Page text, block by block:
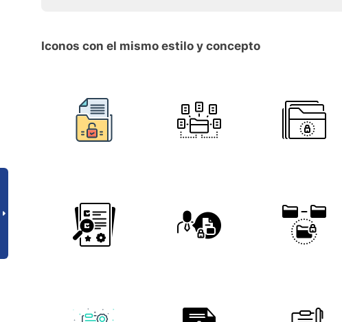
Iconos con el mismo estilo y concepto